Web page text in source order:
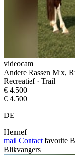
videocam
Andere Rassen Mix,
Recreatief · Trail
€ 4.500
€ 4.500
DE
Hennef
mail Contact favorite
Blikvangers